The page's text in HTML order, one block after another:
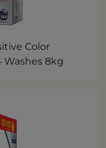
Color
Washes 8kg